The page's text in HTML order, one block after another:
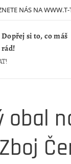
NÁS NA WWW.T-
Dopřej si to, co máš
rád!
obal